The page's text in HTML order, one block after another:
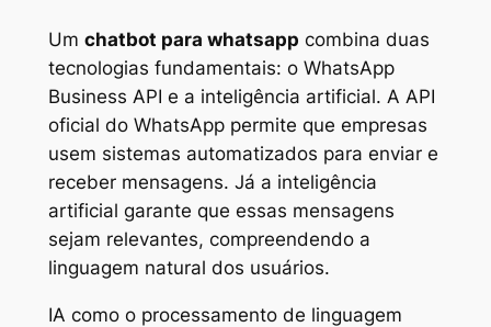
Um chatbot para whatsapp combina duas
tecnologias fundamentais: o WhatsApp
Business API e a inteligência artificial. A API
oficial do WhatsApp permite que empresas
usem sistemas automatizados para enviar e
receber mensagens. Já a inteligência
artificial garante que essas mensagens
sejam relevantes, compreendendo a
linguagem natural dos usuários.
IA como o processamento de linguagem